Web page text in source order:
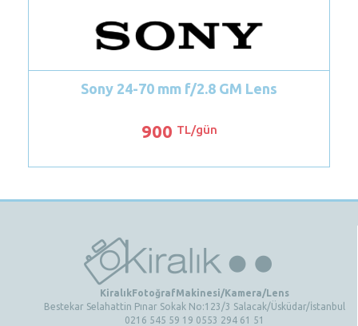
Nikon 18-105 mm Lens
KiralıkFotoğrafMakinesi/Kamera/Lens
Bestekar Selahattin Pınar Sokak No:123/3 Salacak/Üsküdar/İstanbul
0216 545 59 19 0553 294 61 51